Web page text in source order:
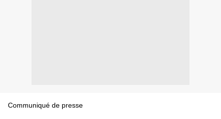
Communiqué de presse